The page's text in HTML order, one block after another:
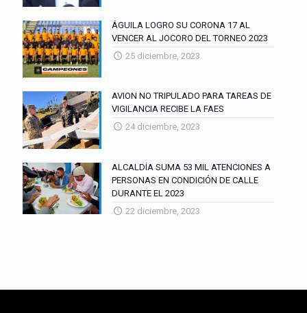
ÁGUILA LOGRO SU CORONA 17 AL
VENCER AL JOCORO DEL TORNEO 2023
25 diciembre, 2023
AVION NO TRIPULADO PARA TAREAS DE
VIGILANCIA RECIBE LA FAES
24 diciembre, 2023
ALCALDÍA SUMA 53 MIL ATENCIONES A
PERSONAS EN CONDICIÓN DE CALLE
DURANTE EL 2023
22 diciembre, 2023